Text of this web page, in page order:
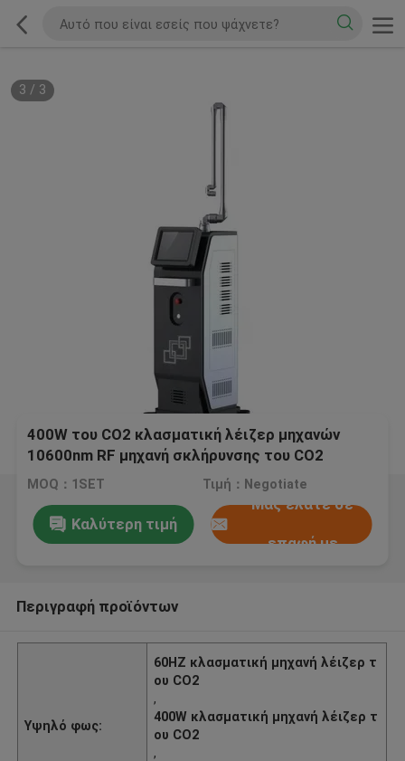
3 / 3
400W του CO2 κλασματική λέιζερ μηχανών
10600nm RF μηχανή σκλήρυνσης του CO2
κολπική
MOQ：1SET Τιμή：Negotiate
Καλύτερη τιμή
Μας ελάτε σε
επαφή με
Περιγραφή προϊόντων
Υψηλό φως:
60HZ κλασματική μηχανή λέιζερ τ
ου CO2
,
400W κλασματική μηχανή λέιζερ τ
ου CO2
,